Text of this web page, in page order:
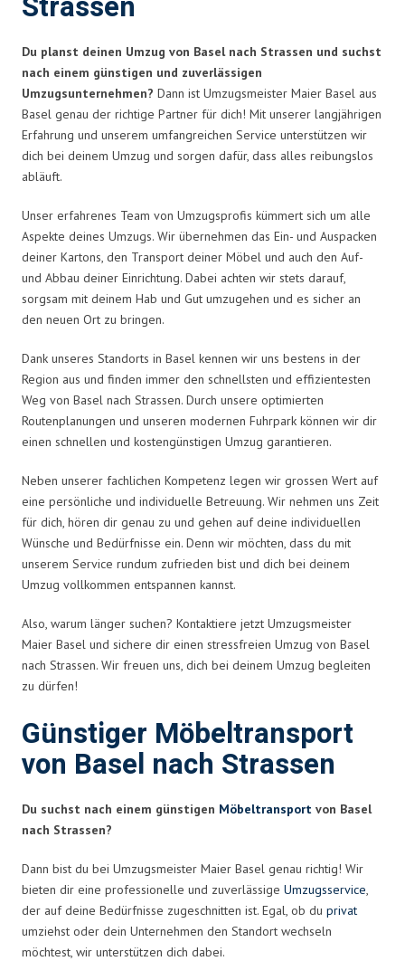
Du planst deinen Umzug von Basel nach Strassen und suchst
nach einem günstigen und zuverlässigen
Umzugsunternehmen? Dann ist Umzugsmeister Maier Basel aus
Basel genau der richtige Partner für dich! Mit unserer langjährigen
Erfahrung und unserem umfangreichen Service unterstützen wir
dich bei deinem Umzug und sorgen dafür, dass alles reibungslos
abläuft.
Unser erfahrenes Team von Umzugsprofis kümmert sich um alle
Aspekte deines Umzugs. Wir übernehmen das Ein- und Auspacken
deiner Kartons, den Transport deiner Möbel und auch den Auf-
und Abbau deiner Einrichtung. Dabei achten wir stets darauf,
sorgsam mit deinem Hab und Gut umzugehen und es sicher an
den neuen Ort zu bringen.
Dank unseres Standorts in Basel kennen wir uns bestens in der
Region aus und finden immer den schnellsten und effizientesten
Weg von Basel nach Strassen. Durch unsere optimierten
Routenplanungen und unseren modernen Fuhrpark können wir dir
einen schnellen und kostengünstigen Umzug garantieren.
Neben unserer fachlichen Kompetenz legen wir grossen Wert auf
eine persönliche und individuelle Betreuung. Wir nehmen uns Zeit
für dich, hören dir genau zu und gehen auf deine individuellen
Wünsche und Bedürfnisse ein. Denn wir möchten, dass du mit
unserem Service rundum zufrieden bist und dich bei deinem
Umzug vollkommen entspannen kannst.
Also, warum länger suchen? Kontaktiere jetzt Umzugsmeister
Maier Basel und sichere dir einen stressfreien Umzug von Basel
nach Strassen. Wir freuen uns, dich bei deinem Umzug begleiten
zu dürfen!
Günstiger Möbeltransport
von Basel nach Strassen
Du suchst nach einem günstigen Möbeltransport von Basel
nach Strassen?
Dann bist du bei Umzugsmeister Maier Basel genau richtig! Wir
bieten dir eine professionelle und zuverlässige Umzugsservice,
der auf deine Bedürfnisse zugeschnitten ist. Egal, ob du privat
umziehst oder dein Unternehmen den Standort wechseln
möchtest, wir unterstützen dich dabei.